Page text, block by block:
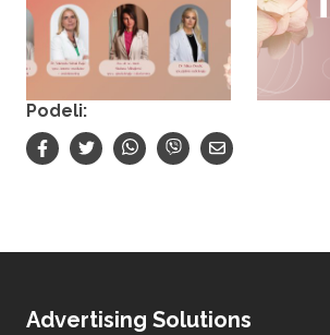
Podeli:
Advertising Solutions